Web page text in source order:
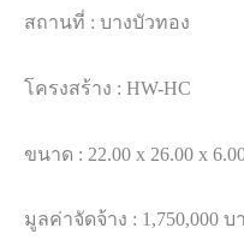
สถานที่ : บางบัวทอง
โครงสร้าง : HW-HC
ขนาด : 22.00 x 26.00 x
มูลค่าจัดจ้าง : 1,750,000 บ